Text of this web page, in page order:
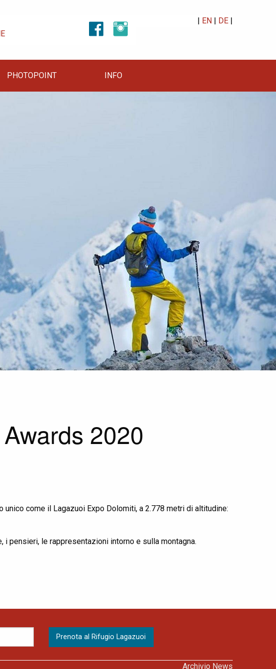
| EN| DE|
PHOTOPOINT INFO
2020
come il Lagazuoi Expo Dolomiti, a 2.778 metri di altitudine:
pensieri, le rappresentazioni intorno e sulla montagna.
Archivio News